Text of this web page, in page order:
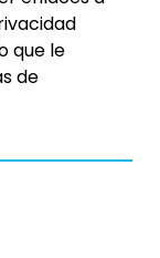
que le
de